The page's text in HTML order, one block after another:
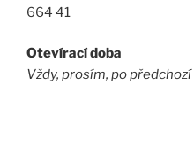
664 41
Otevírací doba
Vždy, prosím, po